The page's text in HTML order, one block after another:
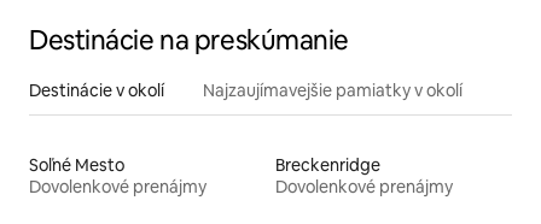
Destinácie na preskúmanie
Destinácie v okolí Najzaujímavejšie pamiatky v okolí
Soľné Mesto
Dovolenkové prenájmy
Breckenridge
Dovolenkové prenájmy